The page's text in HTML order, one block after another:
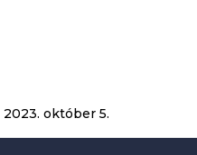
2023. október 5.